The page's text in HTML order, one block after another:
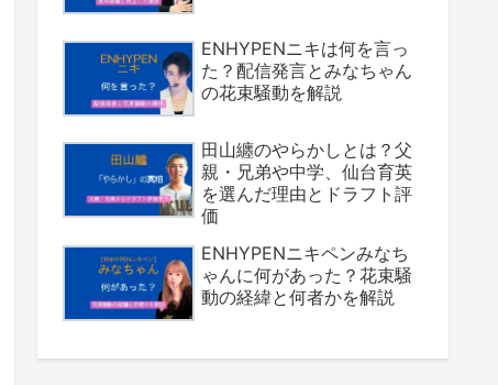
ENHYPENニキは何を言っ
た？配信発言とみなちゃん
の花束騒動を解説
田山纏のやらかしとは？父
親・兄弟や中学、仙台育英
を選んだ理由とドラフト評
価
ENHYPENニキペンみなち
ゃんに何があった？花束騒
動の経緯と何者かを解説